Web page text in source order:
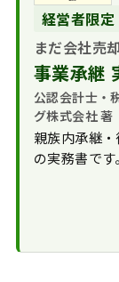
株式
経営者限
まだ会社売
事業承継
公認会計士・
グ株式会社 著
親族内承継
の実務書です。